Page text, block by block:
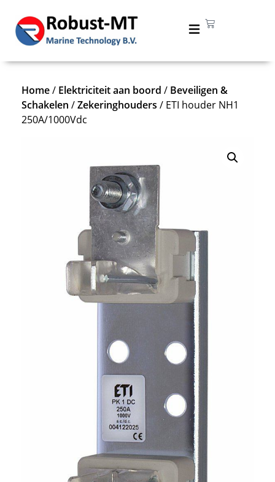
Home/ Elektriciteit aan boord / Beveiligen &
Schakelen /Zekeringhouders / ETI houder NH1
250A/1000Vdc